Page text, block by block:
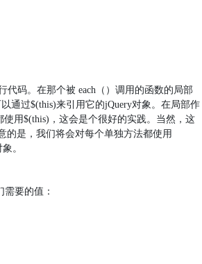
代码。在那个被 each （）调用的函数的局部
通过$(this)来引用它的jQuery对象。在局部作
使用$(this) ，这会是个很好的实践。当然，这
的是，我们将会对每个单独方法都使用
。
要的值：